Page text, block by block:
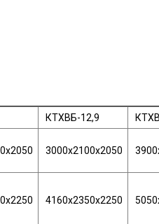
КТХВБ-12,9
3000х2100х2050
4160х2350х2250